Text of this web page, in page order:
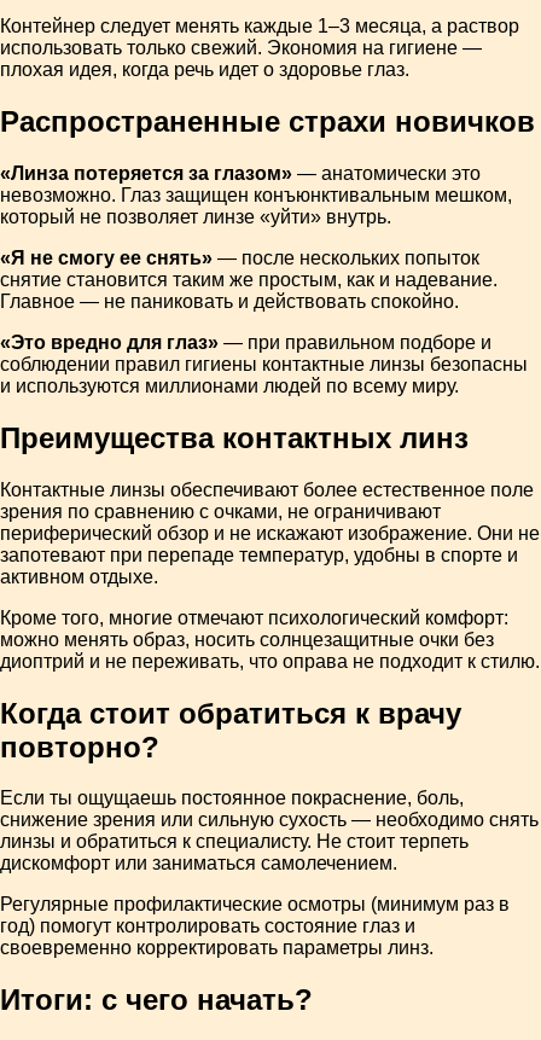
Контейнер следует менять каждые 1–3 месяца, а раствор
использовать только свежий. Экономия на гигиене —
плохая идея, когда речь идет о здоровье глаз.
Распространенные страхи новичков
«Линза потеряется за глазом» — анатомически это
невозможно. Глаз защищен конъюнктивальным мешком,
который не позволяет линзе «уйти» внутрь.
«Я не смогу ее снять» — после нескольких попыток
снятие становится таким же простым, как и надевание.
Главное — не паниковать и действовать спокойно.
«Это вредно для глаз» — при правильном подборе и
соблюдении правил гигиены контактные линзы безопасны
и используются миллионами людей по всему миру.
Преимущества контактных линз
Контактные линзы обеспечивают более естественное поле
зрения по сравнению с очками, не ограничивают
периферический обзор и не искажают изображение. Они не
запотевают при перепаде температур, удобны в спорте и
активном отдыхе.
Кроме того, многие отмечают психологический комфорт:
можно менять образ, носить солнцезащитные очки без
диоптрий и не переживать, что оправа не подходит к стилю.
Когда стоит обратиться к врачу
повторно?
Если ты ощущаешь постоянное покраснение, боль,
снижение зрения или сильную сухость — необходимо снять
линзы и обратиться к специалисту. Не стоит терпеть
дискомфорт или заниматься самолечением.
Регулярные профилактические осмотры (минимум раз в
год) помогут контролировать состояние глаз и
своевременно корректировать параметры линз.
Итоги: с чего начать?